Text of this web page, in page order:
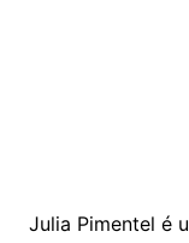
Julia Pimentel é